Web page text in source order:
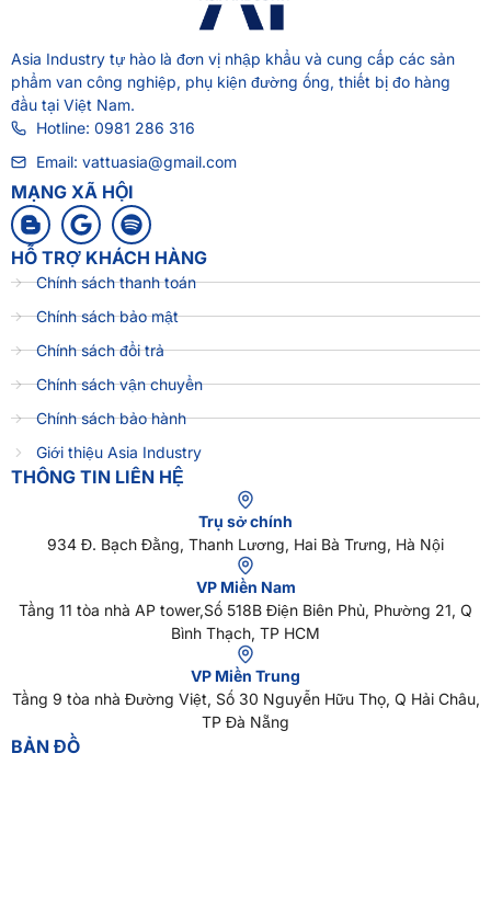
Asia Industry tự hào là đơn vị nhập khẩu và cung cấp các sản
phẩm van công nghiệp, phụ kiện đường ống, thiết bị đo hàng
đầu tại Việt Nam.
Hotline: 0981 286 316
Email: vattuasia@gmail.com
MẠNG XÃ HỘI
HỖ TRỢ KHÁCH HÀNG
Chính sách thanh toán
Chính sách bảo mật
Chính sách đổi trả
Chính sách vận chuyển
Chính sách bảo hành
Giới thiệu Asia Industry
THÔNG TIN LIÊN HỆ
Trụ sở chính
934 Đ. Bạch Đằng, Thanh Lương, Hai Bà Trưng, Hà Nội
VP Miền Nam
Tầng 11 tòa nhà AP tower,Số 518B Điện Biên Phủ, Phường 21, Q
Bình Thạch, TP HCM
VP Miền Trung
Tầng 9 tòa nhà Đường Việt, Số 30 Nguyễn Hữu Thọ, Q Hải Châu,
TP Đà Nẵng
BẢN ĐỒ